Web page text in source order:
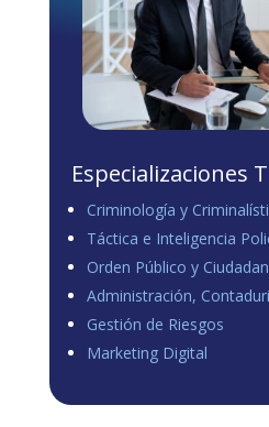
Especializaciones
Criminología y
Táctica e Inteligencia
Orden Público y
Administración,
Gestión de Riesgos
Marketing Digital